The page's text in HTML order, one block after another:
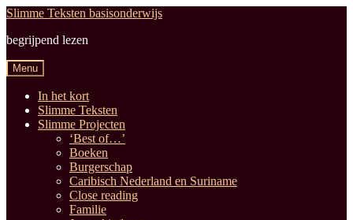
Ga
naar
Ga
de
Slimme Teksten basisonderwijs
begrijpend lezen
Menu
In het kort
Slimme Teksten
Slimme Projecten
‘Best of…’
Boeken
Burgerschap
Caribisch Nederland en Suriname
Close reading
Familie